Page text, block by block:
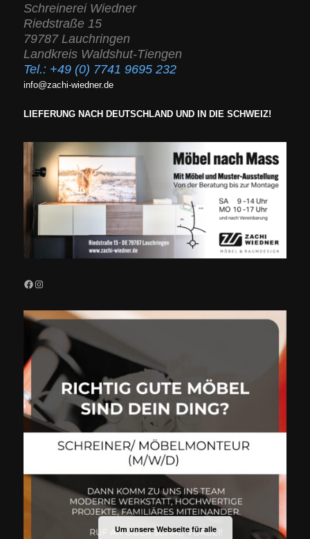
Schreinerei Wiedner
Riedstraße 15
79787 Lauchringen
Landkreis Waldshut-Tiengen
Tel.: +49 (0) 7741 9695 232
info@zachi-wiedner.de
LIEFERUNG NACH DEUTSCHLAND UND IN DIE SCHWEIZ!
Facebook
Instagram
Um unsere Webseite für alle